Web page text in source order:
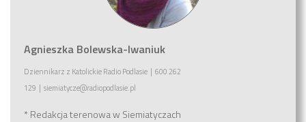
Agnieszka Bolewska-Iwaniuk
Dziennikarz z Katolickie Radio Podlasie | 600 262
129 | siemiatycze@radiopodlasie.pl
* Redakcja terenowa w Siemiatyczach